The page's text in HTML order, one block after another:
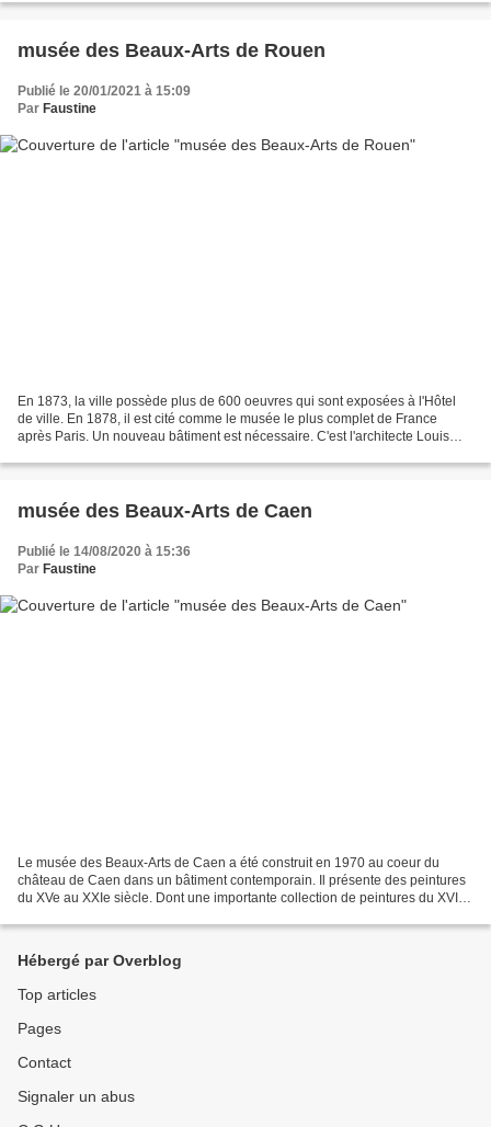
musée des Beaux-Arts de Rouen
Publié le 20/01/2021 à 15:09
Par Faustine
En 1873, la ville possède plus de 600 oeuvres qui sont exposées à l'Hôtel
de ville. En 1878, il est cité comme le musée le plus complet de France
après Paris. Un nouveau bâtiment est nécessaire. C'est l'architecte Louis
musée des Beaux-Arts de Caen
Publié le 14/08/2020 à 15:36
Par Faustine
Le musée des Beaux-Arts de Caen a été construit en 1970 au coeur du
château de Caen dans un bâtiment contemporain. Il présente des peintures
du XVe au XXIe siècle. Dont une importante collection de peintures du XVIe
Hébergé par Overblog
Top articles
Pages
Contact
Signaler un abus